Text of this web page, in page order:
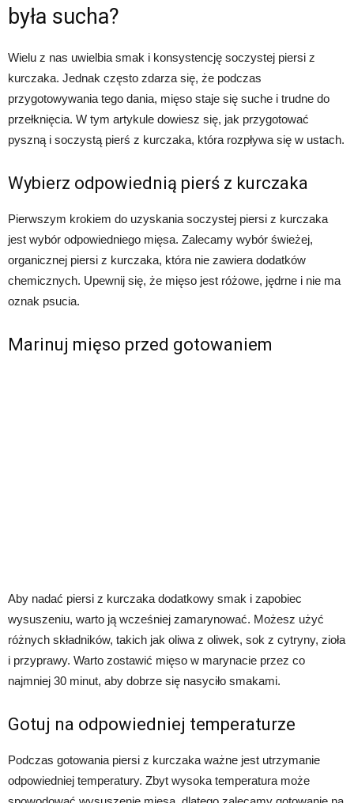
była sucha?
Wielu z nas uwielbia smak i konsystencję soczystej piersi z
kurczaka. Jednak często zdarza się, że podczas
przygotowywania tego dania, mięso staje się suche i trudne do
przełknięcia. W tym artykule dowiesz się, jak przygotować
pyszną i soczystą pierś z kurczaka, która rozpływa się w ustach.
Wybierz odpowiednią pierś z kurczaka
Pierwszym krokiem do uzyskania soczystej piersi z kurczaka
jest wybór odpowiedniego mięsa. Zalecamy wybór świeżej,
organicznej piersi z kurczaka, która nie zawiera dodatków
chemicznych. Upewnij się, że mięso jest różowe, jędrne i nie ma
oznak psucia.
Marinuj mięso przed gotowaniem
Aby nadać piersi z kurczaka dodatkowy smak i zapobiec
wysuszeniu, warto ją wcześniej zamarynować. Możesz użyć
różnych składników, takich jak oliwa z oliwek, sok z cytryny, zioła
i przyprawy. Warto zostawić mięso w marynacie przez co
najmniej 30 minut, aby dobrze się nasyciło smakami.
Gotuj na odpowiedniej temperaturze
Podczas gotowania piersi z kurczaka ważne jest utrzymanie
odpowiedniej temperatury. Zbyt wysoka temperatura może